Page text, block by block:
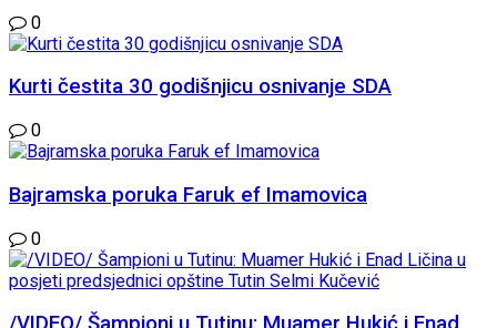
0
Kurti čestita 30 godišnjicu osnivanje SDA
0
Bajramska poruka Faruk ef Imamovica
0